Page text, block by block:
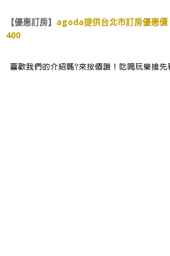
【優惠訂房】 agoda提供台北市訂房優惠價
400